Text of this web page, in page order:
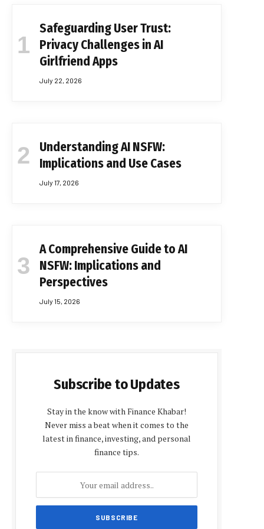
Safeguarding User Trust:
Privacy Challenges in AI
Girlfriend Apps
July 22, 2026
Understanding AI NSFW:
Implications and Use Cases
July 17, 2026
A Comprehensive Guide to AI
NSFW: Implications and
Perspectives
July 15, 2026
Subscribe to Updates
Stay in the know with Finance Khabar!
Never miss a beat when it comes to the
latest in finance, investing, and personal
finance tips.